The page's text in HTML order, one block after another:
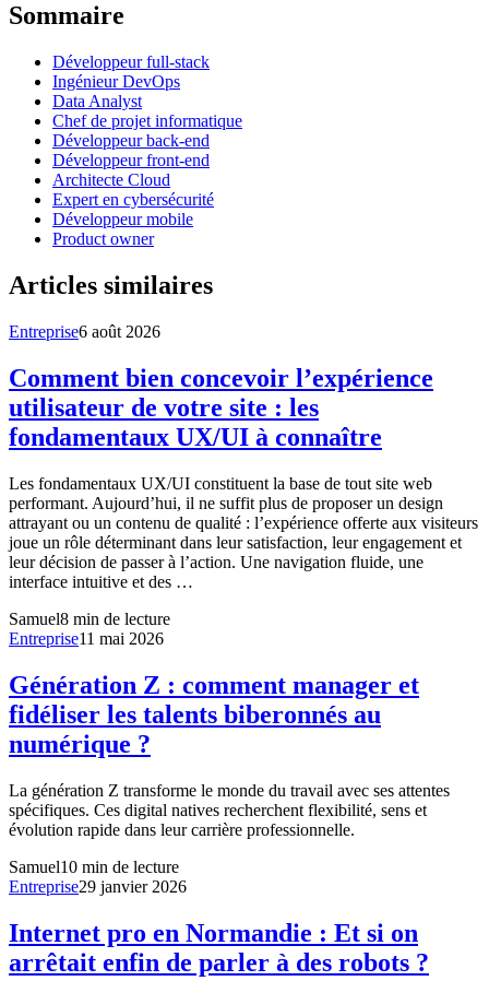
Sommaire
Développeur full-stack
Ingénieur DevOps
Data Analyst
Chef de projet informatique
Développeur back-end
Développeur front-end
Architecte Cloud
Expert en cybersécurité
Développeur mobile
Product owner
Articles similaires
Entreprise6 août 2026
Comment bien concevoir l’expérience
utilisateur de votre site : les
fondamentaux UX/UI à connaître
Les fondamentaux UX/UI constituent la base de tout site web
performant. Aujourd’hui, il ne suffit plus de proposer un design
attrayant ou un contenu de qualité : l’expérience offerte aux visiteurs
joue un rôle déterminant dans leur satisfaction, leur engagement et
leur décision de passer à l’action. Une navigation fluide, une
interface intuitive et des …
Samuel8 min de lecture
Entreprise11 mai 2026
Génération Z : comment manager et
fidéliser les talents biberonnés au
numérique ?
La génération Z transforme le monde du travail avec ses attentes
spécifiques. Ces digital natives recherchent flexibilité, sens et
évolution rapide dans leur carrière professionnelle.
Samuel10 min de lecture
Entreprise29 janvier 2026
Internet pro en Normandie : Et si on
arrêtait enfin de parler à des robots ?